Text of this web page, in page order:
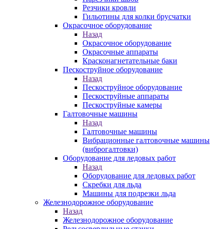
Резчики кровли
Гильотины для колки брусчатки
Окрасочное оборудование
Назад
Окрасочное оборудование
Окрасочные аппараты
Красконагнетательные баки
Пескоструйное оборудование
Назад
Пескоструйное оборудование
Пескоструйные аппараты
Пескоструйные камеры
Галтовочные машины
Назад
Галтовочные машины
Вибрационные галтовочные машины
(виброгалтовки)
Оборудование для ледовых работ
Назад
Оборудование для ледовых работ
Скребки для льда
Машины для подрезки льда
Железнодорожное оборудование
Назад
Железнодорожное оборудование